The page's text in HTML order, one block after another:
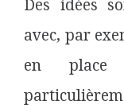
Des idées
avec, par
en place